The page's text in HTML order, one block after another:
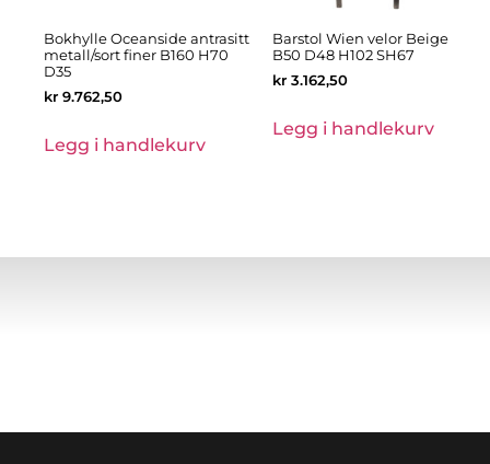
Bokhylle Oceanside antrasitt
metall/sort finer B160 H70
D35
kr 9.762,50
Legg i handlekurv
Barstol Wien velor Beige
B50 D48 H102 SH67
kr 3.162,50
Legg i handlekurv